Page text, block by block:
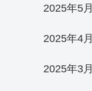
2025年5月
2025年4月
2025年3月